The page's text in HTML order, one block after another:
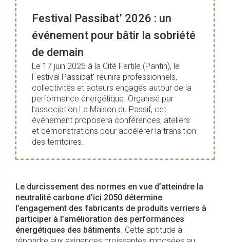
Festival Passibat’ 2026 : un
événement pour bâtir la sobriété
de demain
Le 17 juin 2026 à la Cité Fertile (Pantin), le
Festival Passibat’ réunira professionnels,
collectivités et acteurs engagés autour de la
performance énergétique. Organisé par
l’association La Maison du Passif, cet
événement proposera conférences, ateliers
et démonstrations pour accélérer la transition
des territoires.
Le durcissement des normes en vue d’atteindre la
neutralité carbone d’ici 2050 détermine
l’engagement des fabricants de produits verriers à
participer à l’amélioration des performances
énergétiques des bâtiments. Cette aptitude à